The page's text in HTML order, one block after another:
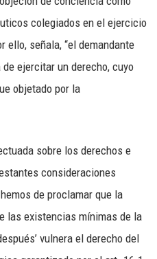
colegiados en el ejercicio
ello, señala, “el demandante
ejercitar un derecho, cuyo
objetado por la
sobre los derechos e
consideraciones
de proclamar que la
las existencias mínimas de la
vulnera el derecho del